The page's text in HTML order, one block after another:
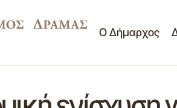
Ο Δήμαρχος